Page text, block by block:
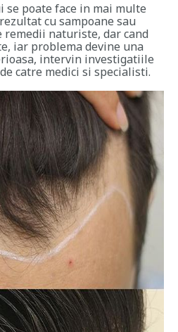
poate face in mai multe
cu sampoane sau
naturiste, dar cand
iar problema devine una
intervin investigatiile
catre medici si specialisti.